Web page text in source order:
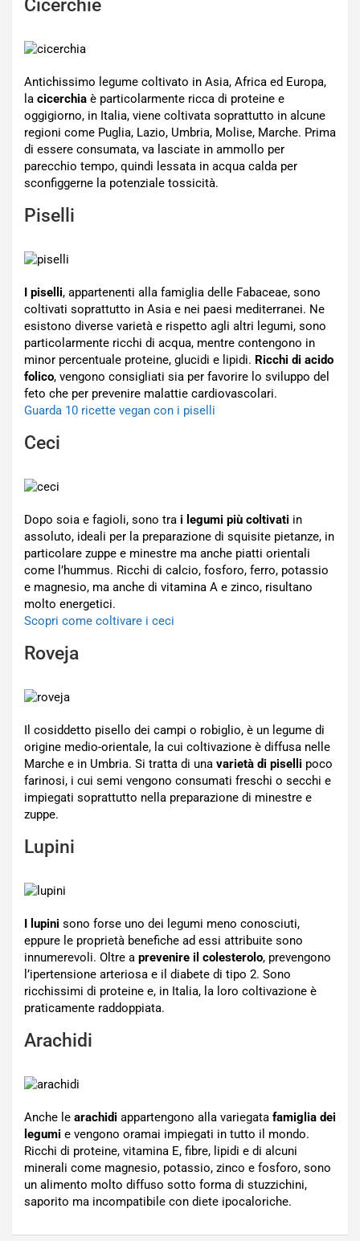
Cicerchie
Antichissimo legume coltivato in Asia, Africa ed Europa,
la cicerchia è particolarmente ricca di proteine e
oggigiorno, in Italia, viene coltivata soprattutto in alcune
regioni come Puglia, Lazio, Umbria, Molise, Marche. Prima
di essere consumata, va lasciate in ammollo per
parecchio tempo, quindi lessata in acqua calda per
sconfiggerne la potenziale tossicità.
Piselli
I piselli, appartenenti alla famiglia delle Fabaceae, sono
coltivati soprattutto in Asia e nei paesi mediterranei. Ne
esistono diverse varietà e rispetto agli altri legumi, sono
particolarmente ricchi di acqua, mentre contengono in
minor percentuale proteine, glucidi e lipidi. Ricchi di acido
folico, vengono consigliati sia per favorire lo sviluppo del
feto che per prevenire malattie cardiovascolari.
Guarda 10 ricette vegan con i piselli
Ceci
Dopo soia e fagioli, sono tra i legumi più coltivati in
assoluto, ideali per la preparazione di squisite pietanze, in
particolare zuppe e minestre ma anche piatti orientali
come l’hummus. Ricchi di calcio, fosforo, ferro, potassio
e magnesio, ma anche di vitamina A e zinco, risultano
molto energetici.
Scopri come coltivare i ceci
Roveja
Il cosiddetto pisello dei campi o robiglio, è un legume di
origine medio-orientale, la cui coltivazione è diffusa nelle
Marche e in Umbria. Si tratta di una varietà di piselli poco
farinosi, i cui semi vengono consumati freschi o secchi e
impiegati soprattutto nella preparazione di minestre e
zuppe.
Lupini
I lupini sono forse uno dei legumi meno conosciuti,
eppure le proprietà benefiche ad essi attribuite sono
innumerevoli. Oltre a prevenire il colesterolo, prevengono
l’ipertensione arteriosa e il diabete di tipo 2. Sono
ricchissimi di proteine e, in Italia, la loro coltivazione è
praticamente raddoppiata.
Arachidi
Anche le arachidi appartengono alla variegata famiglia dei
legumi e vengono oramai impiegati in tutto il mondo.
Ricchi di proteine, vitamina E, fibre, lipidi e di alcuni
minerali come magnesio, potassio, zinco e fosforo, sono
un alimento molto diffuso sotto forma di stuzzichini,
saporito ma incompatibile con diete ipocaloriche.